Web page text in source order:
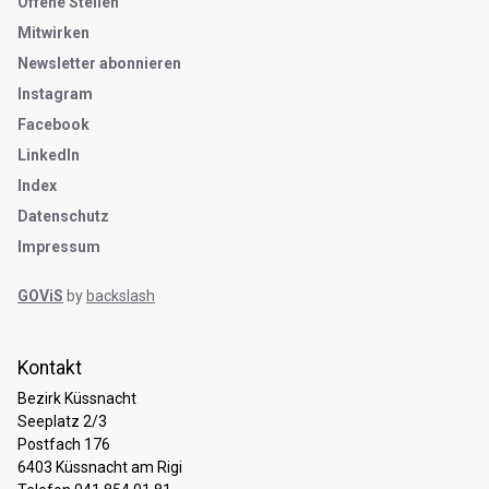
Kontakt
Bezirk Küssnacht
Seeplatz 2/3
Postfach 176
6403 Küssnacht am Rigi
Mitwirken
Newsletter abonnieren
Instagram
Facebook
LinkedIn
Index
Datenschutz
Impressum
GOViS by backslash